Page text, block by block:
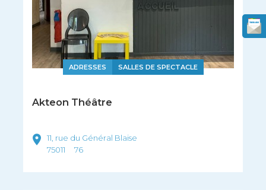
ADRESSES SALLES DE SPECTACLE
Akteon Théâtre
11, rue du Général Blaise
75011
76